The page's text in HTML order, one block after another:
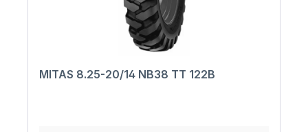
MITAS 8.25-20/14 NB38 TT 122B